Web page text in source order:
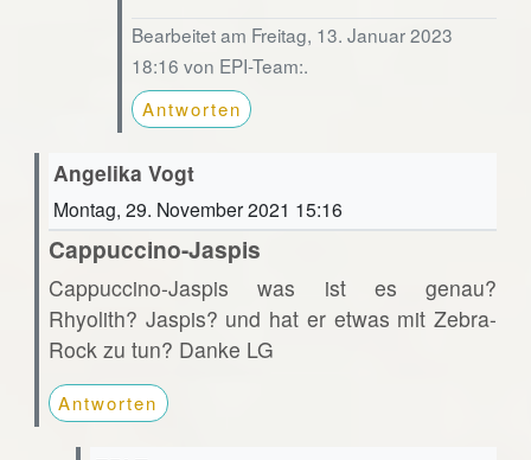
Bearbeitet am Freitag, 13. Januar 2023
18:16 von EPI-Team:.
Antworten
Angelika Vogt
Montag, 29. November 2021 15:16
Cappuccino-Jaspis
Cappuccino-Jaspis was ist es genau?
Rhyolith? Jaspis? und hat er etwas mit Zebra-
Rock zu tun? Danke LG
Antworten